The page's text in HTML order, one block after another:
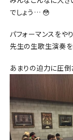
でしょう… 😳
パフォーマンスをや
先生の生歌生演奏
あまりの迫力に圧倒